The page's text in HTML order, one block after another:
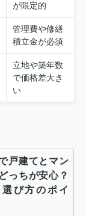
が限定的
管理費や修繕
積立金が必須
立地や築年数
で価格差大き
い
戸建てとマン
っちが安心？
び方のポイ